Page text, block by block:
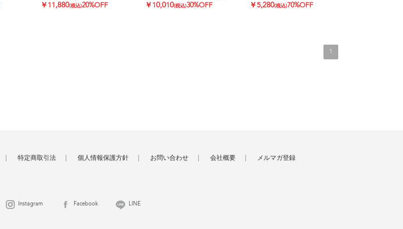
￥11,880(税込)20%OFF ￥10,010(税込)30%OFF ￥5,280(税込)70%OFF
1
特定商取引法 個人情報保護方針 お問い合わせ 会社概要 メルマガ登録
Instagram Facebook LINE